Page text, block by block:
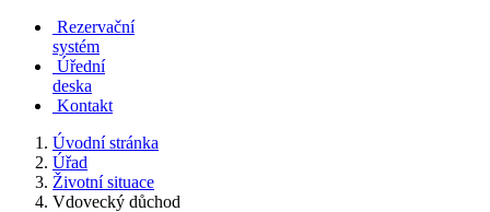
Rezervační
systém
Úřední
deska
Kontakt
Úvodní stránka
Úřad
Životní situace
Vdovecký důchod